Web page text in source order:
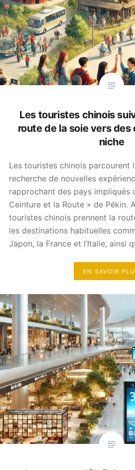
Les touristes chinois
route de la soie vers
niche
Les touristes chinois parcourent
recherche de nouvelles
rapprochant des pays impliqués
Ceinture et la Route » de Pékin.
touristes chinois prennent la
les destinations habituelles
Japon, la France et l’Italie, ainsi
EN SAVOIR